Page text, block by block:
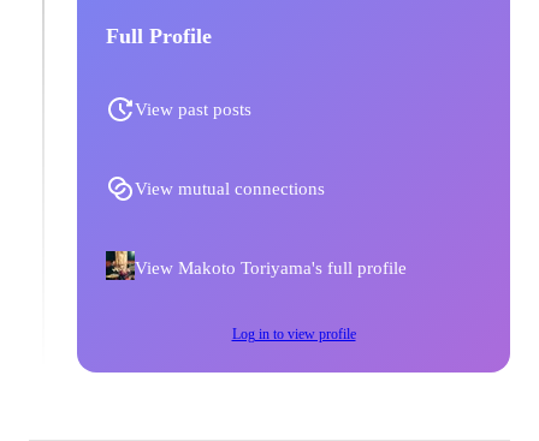
Full Profile
View past posts
View mutual connections
View Makoto Toriyama's full profile
Log in to view profile